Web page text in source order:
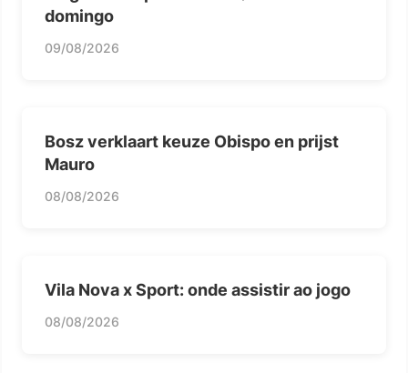
domingo
09/08/2026
Bosz verklaart keuze Obispo en prijst
Mauro
08/08/2026
Vila Nova x Sport: onde assistir ao jogo
08/08/2026